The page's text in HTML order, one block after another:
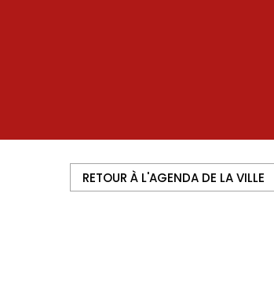
RETOUR À L'AGENDA DE LA VILLE